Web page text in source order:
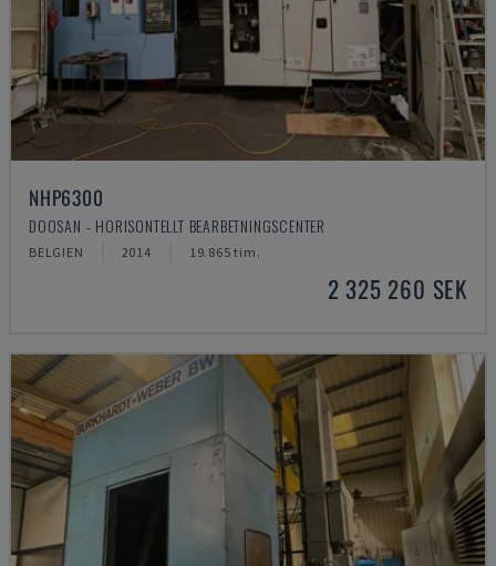
NHP6300
DOOSAN - HORISONTELLT BEARBETNINGSCENTER
BELGIEN 2014 19.865 tim.
2 325 260 SEK